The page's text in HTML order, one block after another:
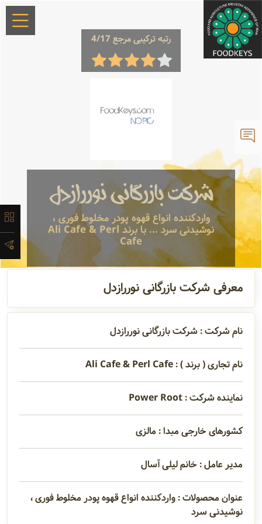
رتبه ترکیبی مرجع 4/17
شرکت بازرگانی نوررازدل
واردکننده انواع قهوه پودر مخلوط فوری ،
نوشیدنی سرد ... با برند Ali Cafe & Perl
Cafe
×
معرفی
تاریخچه
لیست
محصولات
آدرس و
اطلاعات
تماس
مدیران و
مسئولین
گالری
سابقه
شرکت
معرفی شرکت بازرگانی نوررازدل
نام شرکت : شرکت بازرگانی نوررازدل
نام تجاری ( برند ) : Ali Cafe & Perl Cafe
نماینده شرکت : Power Root
کشورهای خارجی مبدا : مالزی
مدیر عامل : خانم لیلی آسال
عنوان محصولات : واردکننده انواع قهوه پودر مخلوط فوری ،
نوشیدنی سرد